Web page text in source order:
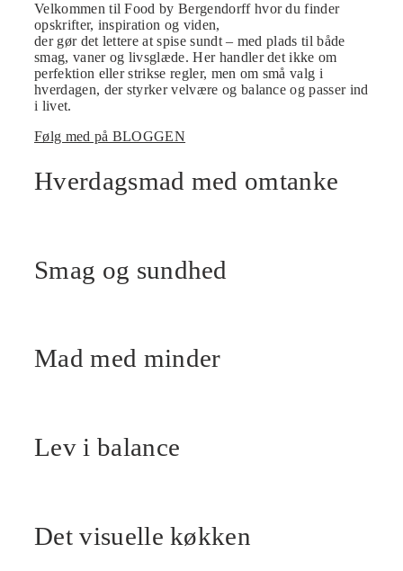
Velkommen til Food by Bergendorff hvor du finder
opskrifter, inspiration og viden,
der gør det lettere at spise sundt – med plads til både
smag, vaner og livsglæde. Her handler det ikke om
perfektion eller strikse regler, men om små valg i
hverdagen, der styrker velvære og balance og passer ind
i livet.
Følg med på BLOGGEN
Hverdagsmad med omtanke
Smag og sundhed
Mad med minder
Lev i balance
Det visuelle køkken